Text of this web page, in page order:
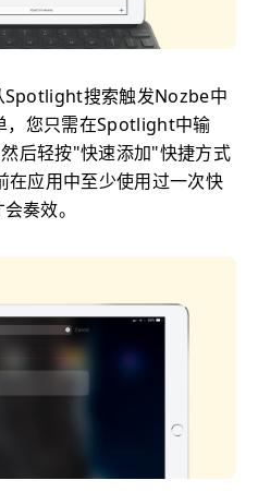
Spotlight搜索触发Nozbe中
，您只需在Spotlight中输
后轻按"快速添加"快捷方式
在应用中至少使用过一次快
奏效。